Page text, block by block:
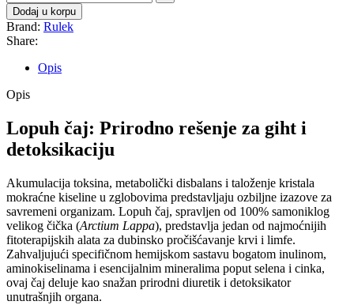
Dodaj u korpu
Brand: Rulek
Share:
Opis
Opis
Lopuh čaj: Prirodno rešenje za giht i
detoksikaciju
Akumulacija toksina, metabolički disbalans i taloženje kristala
mokraćne kiseline u zglobovima predstavljaju ozbiljne izazove za
savremeni organizam. Lopuh čaj, spravljen od 100% samoniklog
velikog čička (Arctium Lappa), predstavlja jedan od najmoćnijih
fitoterapijskih alata za dubinsko pročišćavanje krvi i limfe.
Zahvaljujući specifičnom hemijskom sastavu bogatom inulinom,
aminokiselinama i esencijalnim mineralima poput selena i cinka,
ovaj čaj deluje kao snažan prirodni diuretik i detoksikator
unutrašnjih organa.